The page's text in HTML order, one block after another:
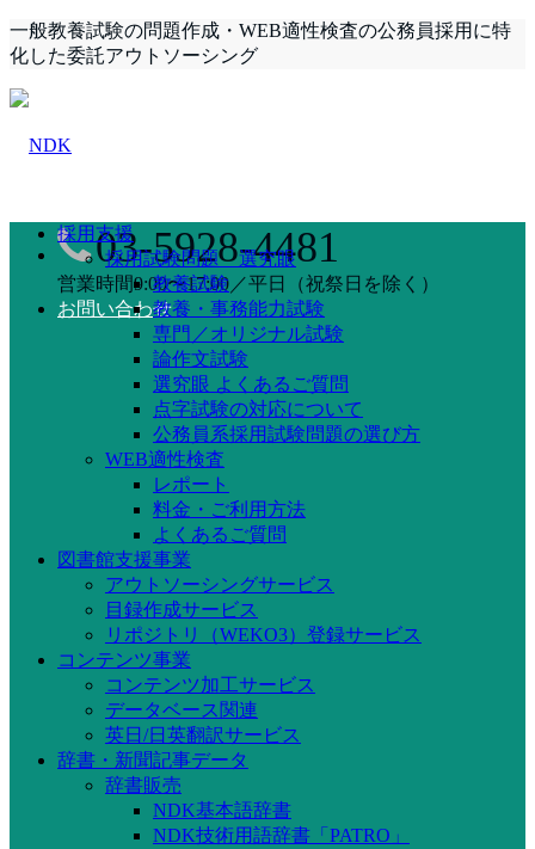
一般教養試験の問題作成・WEB適性検査の公務員採用に特
化した委託アウトソーシング
03-5928-4481
営業時間9:00〜17:00／平日（祝祭日を除く）
お問い合わせ
採用支援
採用試験問題 選究眼
教養試験
教養・事務能力試験
専門／オリジナル試験
論作文試験
選究眼 よくあるご質問
点字試験の対応について
公務員系採用試験問題の選び方
WEB適性検査
レポート
料金・ご利用方法
よくあるご質問
図書館支援事業
アウトソーシングサービス
目録作成サービス
リポジトリ（WEKO3）登録サービス
コンテンツ事業
コンテンツ加工サービス
データベース関連
英日/日英翻訳サービス
辞書・新聞記事データ
辞書販売
NDK基本語辞書
NDK技術用語辞書「PATRO」